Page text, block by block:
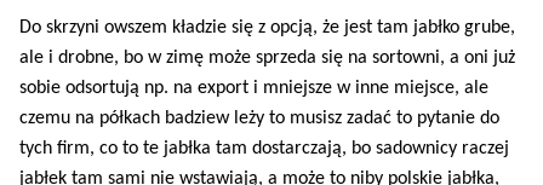
Do skrzyni owszem kładzie się z opcją, że jest tam jabłko grube,
ale i drobne, bo w zimę może sprzeda się na sortowni, a oni już
sobie odsortują np. na export i mniejsze w inne miejsce, ale
czemu na półkach badziew leży to musisz zadać to pytanie do
tych firm, co to te jabłka tam dostarczają, bo sadownicy raczej
jabłek tam sami nie wstawiają, a może to niby polskie jabłka,